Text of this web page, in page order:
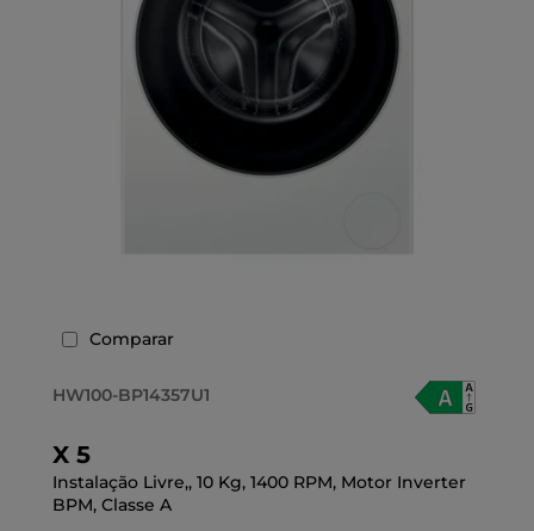
Comparar
HW100-BP14357U1
X 5
Instalação Livre,, 10 Kg, 1400 RPM, Motor Inverter
BPM, Classe A